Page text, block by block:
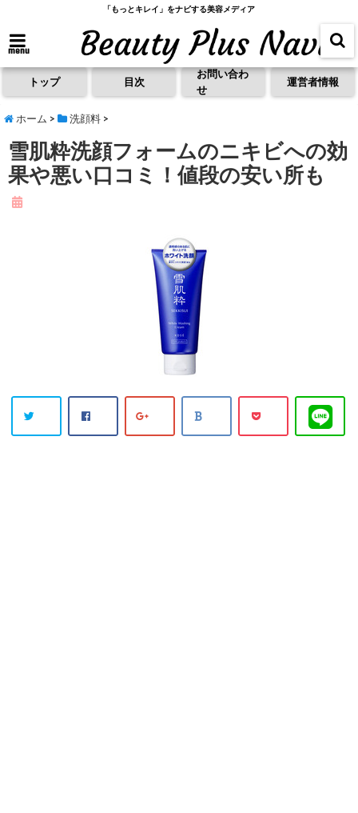
「もっとキレイ」をナビする美容メディア
menu
トップ 目次
お問い合わ
せ
運営者情報
ホーム > 洗顔料 >
雪肌粋洗顔フォームのニキビへの効
果や悪い口コミ！値段の安い所も